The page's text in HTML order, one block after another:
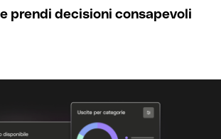
prendi decisioni consapevoli